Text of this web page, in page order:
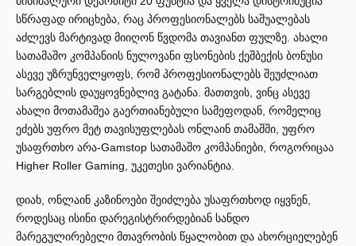
სწრაფად ირიცხება, რაც პროფესიონალებს საშუალებას
აძლევს მარტივად მიიღონ წვდომა თავიანთ ფულზე. ახალი
სათამაშო კომპანიის ნულოვანი ფსონების ქეშბექის ბონუსი
ასევე უზრუნველყოფს, რომ პროფესიონალებს შეუძლიათ
სარგებლის დაუყოვნებლივ გატანა. მათთვის, ვინც ასევე
ახალი მოთამაშეა გაერთიანებული სამეფოდან, რომელიც
ეძებს უფრო მეტ თავისუფლებას ონლაინ თამაშში, უფრო
უსაფრთხო არა-Gamstop სათამაშო კომპანიები, როგორიცაა
Higher Roller Gaming, უკეთესი ვარიანტია.
დიახ, ონლაინ კაზინოები შეიძლება უსაფრთხოდ იყვნენ,
როდესაც ისინი დარეგისტრირდებიან სანდო
მარეგულირებელი მთავრობის წყალობით და ახორციელებენ